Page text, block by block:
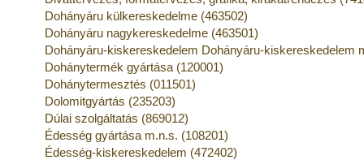
Dohányáru külkereskedelme (463502)
Dohányáru nagykereskedelme (463501)
Dohányáru-kiskereskedelem Dohányáru-kiskereskedelem
Dohánytermék gyártása (120001)
Dohánytermesztés (011501)
Dolomitgyártás (235203)
Dúlai szolgáltatás (869012)
Édesség gyártása m.n.s. (108201)
Édesség-kiskereskedelem (472402)